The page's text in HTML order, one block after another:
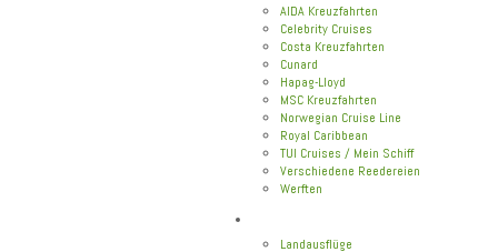
AIDA Kreuzfahrten
Celebrity Cruises
Costa Kreuzfahrten
Cunard
Hapag-Lloyd
MSC Kreuzfahrten
Norwegian Cruise Line
Royal Caribbean
TUI Cruises / Mein Schiff
Verschiedene Reedereien
Werften
Landausflüge